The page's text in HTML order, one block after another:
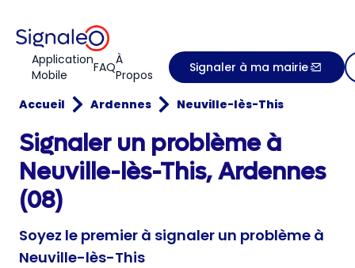
Application
Mobile
FAQÀ
Propos
Signaler à ma mairie
Accueil Ardennes Neuville-lès-This
Signaler un problème à
Neuville-lès-This, Ardennes
(08)
Soyez le premier à signaler un problème à
Neuville-lès-This